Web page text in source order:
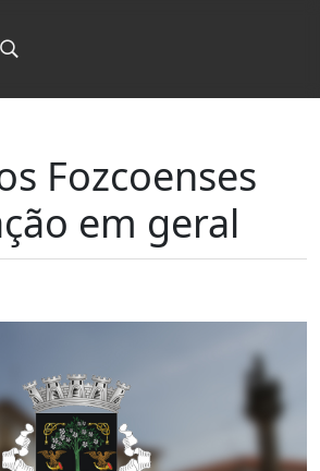
Fozcoenses
em geral